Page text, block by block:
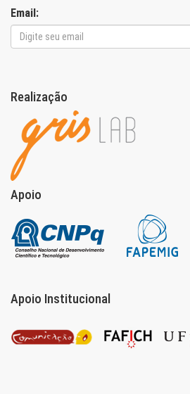
Email:
Realização
Apoio
Apoio Institucional